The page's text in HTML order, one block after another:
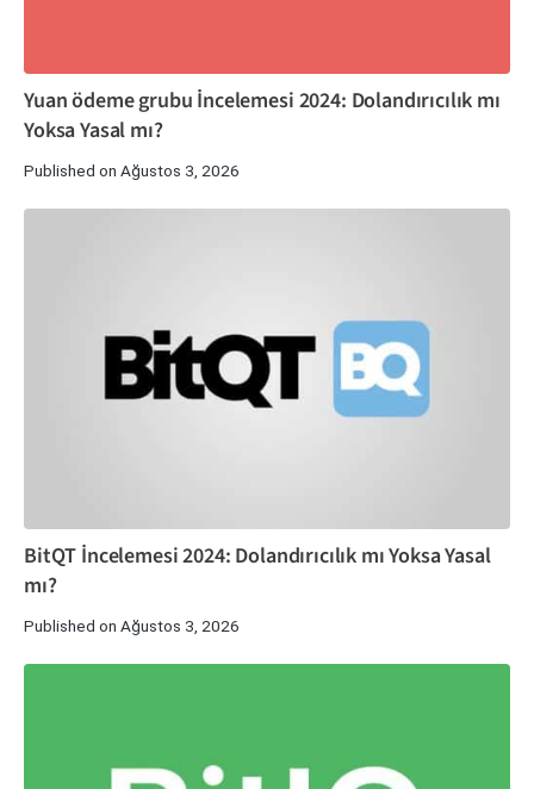
Yuan ödeme grubu İncelemesi 2024: Dolandırıcılık mı
Yoksa Yasal mı?
Published on Ağustos 3, 2026
BitQT İncelemesi 2024: Dolandırıcılık mı Yoksa Yasal
mı?
Published on Ağustos 3, 2026